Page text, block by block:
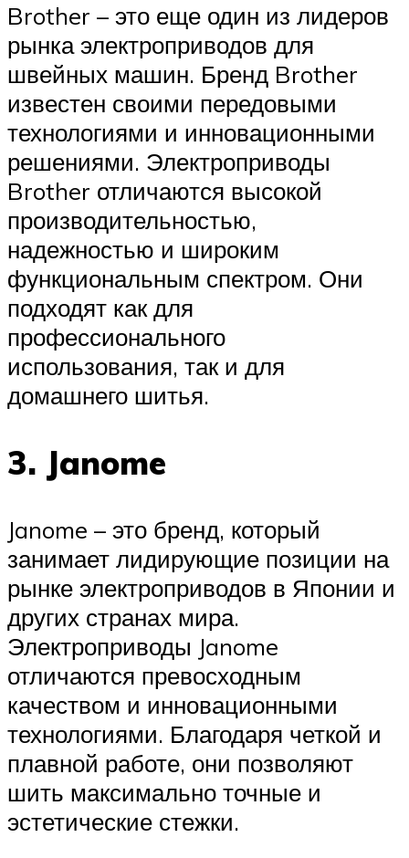
Brother – это еще один из лидеров
рынка электроприводов для
швейных машин. Бренд Brother
известен своими передовыми
технологиями и инновационными
решениями. Электроприводы
Brother отличаются высокой
производительностью,
надежностью и широким
функциональным спектром. Они
подходят как для
профессионального
использования, так и для
домашнего шитья.
3. Janome
Janome – это бренд, который
занимает лидирующие позиции на
рынке электроприводов в Японии и
других странах мира.
Электроприводы Janome
отличаются превосходным
качеством и инновационными
технологиями. Благодаря четкой и
плавной работе, они позволяют
шить максимально точные и
эстетические стежки.